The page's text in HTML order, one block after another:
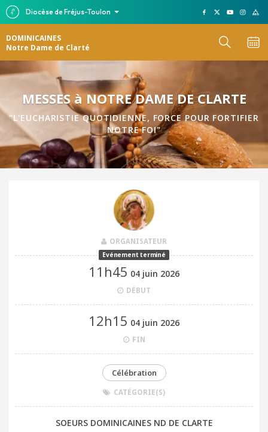
Diocèse de Fréjus-Toulon
DOMINICAINES
Notre Dame de Clarté
MESSES à NOTRE DAME DE CLARTE
"L'EUCHARISTIE QUOTIDIENNE, FORCE POUR FORTIFIER
NOTRE FOI"
ORGANISATEUR
11h45 04 juin 2026
DÉBUT
12h15 04 juin 2026
FIN
Célébration
CATÉGORIE(S)
SOEURS DOMINICAINES ND DE CLARTE